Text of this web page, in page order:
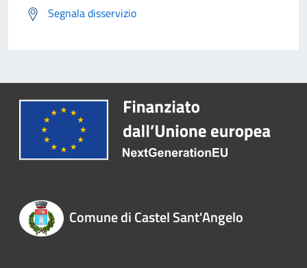
Segnala disservizio
Comune di Castel Sant'Angelo